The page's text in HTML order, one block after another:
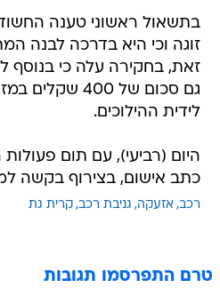
בתשאול ראשוני טענה
זוגה וכי היא בדרכה לבנה
זאת, בחקירה עלה כי בנוסף
גם סכום של 400
לידית ההילוכים.
היום (רביעי), עם תום
כתב אישום, בצירוף בקשה
רכב אזעקה גניבת רכב קרית גת
טרם התפרסמו תגובות